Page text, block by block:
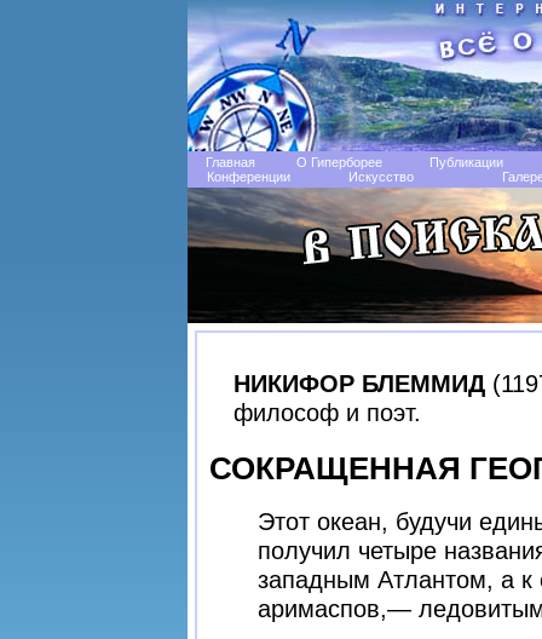
Главная О Гиперборее
Публикации
Конференции
Искусство
НИКИФОР БЛЕММИД
философ и поэт.
СОКРАЩЕННАЯ
Этот океан, будучи
получил четыре
западным Атлантом, а к
аримаспов,—